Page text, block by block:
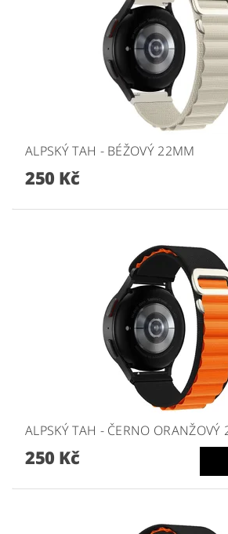
ALPSKÝ TAH - BÉŽOVÝ 22MM
250 Kč
ALPSKÝ TAH - ČERNO ORANŽOVÝ
250 Kč